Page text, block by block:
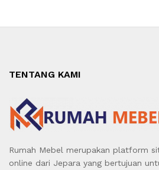
TENTANG KAMI
Rumah Mebel merupakan platform
online dari Jepara yang bertujuan